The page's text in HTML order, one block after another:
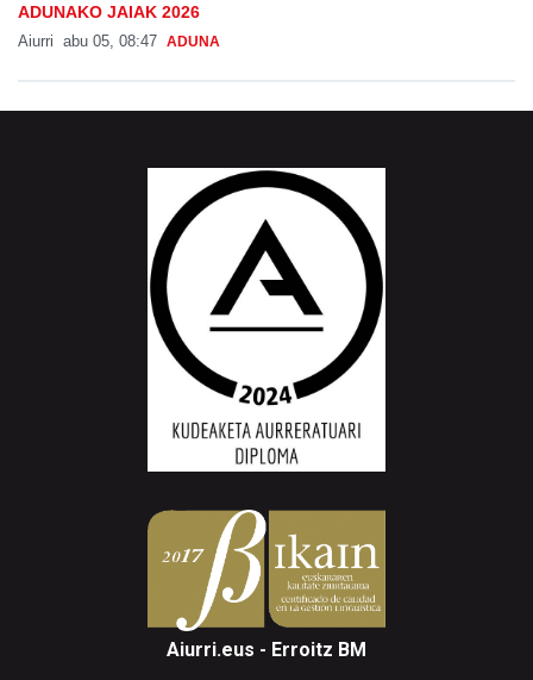
ADUNAKO JAIAK 2026
Aiurri abu 05, 08:47 ADUNA
Aiurri.eus - Erroitz BM